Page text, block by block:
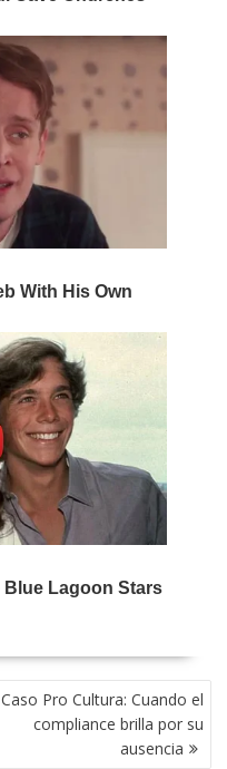
Caso Pro Cultura: Cuando el
compliance brilla por su
ausencia